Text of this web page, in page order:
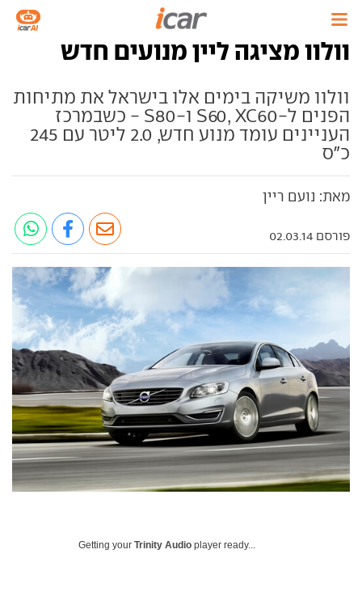
וולוו מציגה ליין מנועים חדש
וולוו משיקה בימים אלו בישראל את מתיחות
הפנים ל-S60, XC60 ו-S80 - כשבמרכז
העניינים עומד מנוע חדש, 2.0 ליטר עם 245
כ"ס
מאת: נועם ריין
פורסם 02.03.14
Getting your Trinity Audio player ready...